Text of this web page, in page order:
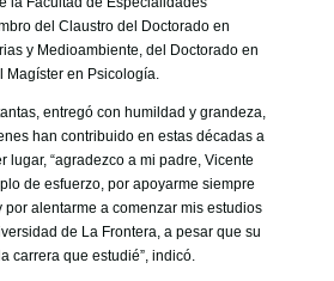
del Claustro del Doctorado en
y Medioambiente, del Doctorado en
Magíster en Psicología.
entregó con humildad y grandeza,
han contribuido en estas décadas a
lugar, “agradezco a mi padre, Vicente
de esfuerzo, por apoyarme siempre
alentarme a comenzar mis estudios
de La Frontera, a pesar que su
carrera que estudié”, indicó.